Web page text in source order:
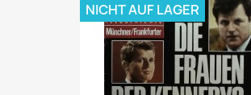
NICHT AUF LAGER